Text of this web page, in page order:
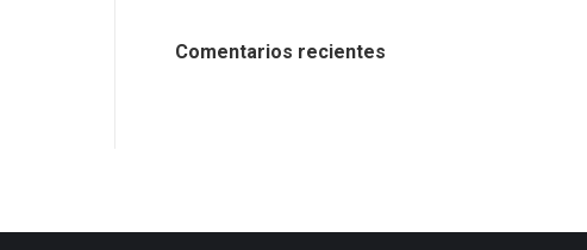
Comentarios recientes